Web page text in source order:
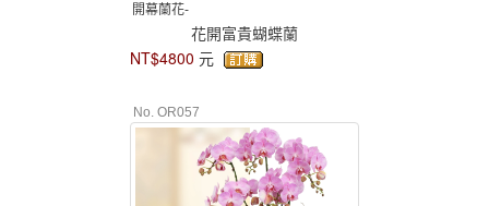
開幕蘭花-
花開富貴蝴蝶蘭
NT$4800 元
No. OR057